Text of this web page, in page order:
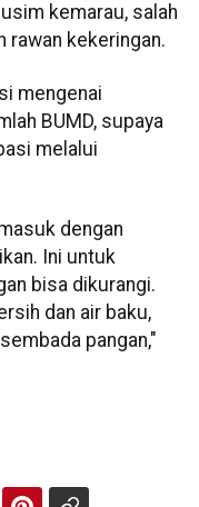
kemarau, salah
rawan kekeringan.
mengenai
BUMD, supaya
melalui
dengan
Ini untuk
bisa dikurangi.
dan air baku,
pangan,"